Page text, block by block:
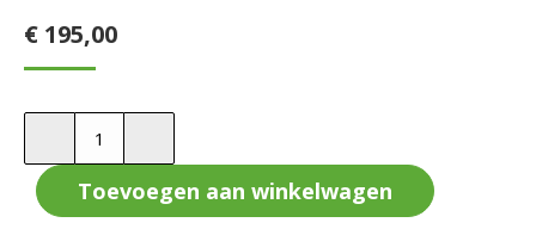
€ 195,00
met
kieper
Toevoegen aan winkelwagen